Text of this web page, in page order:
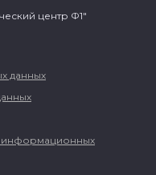
центр Ф1"
данных
информационных